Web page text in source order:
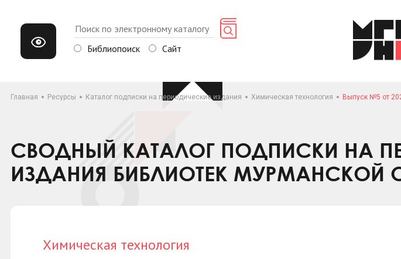
Библиопоиск Сайт
Главная Ресурсы Каталог подписки на периодические издания Химическая технология Выпуск №5 от
СВОДНЫЙ КАТАЛОГ ПОДПИСКИ НА
ИЗДАНИЯ БИБЛИОТЕК МУРМАНСКОЙ
Химическая технология